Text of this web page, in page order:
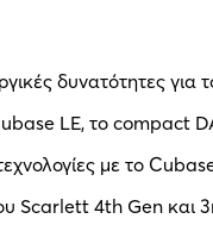
δυνατότητες για
LE, το compact
τεχνολογίες με το
Scarlett 4th Gen και